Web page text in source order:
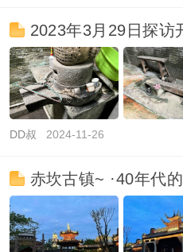
2023年3月29日探访
DD叔 2024-11-26
赤坎古镇~ ·40年代